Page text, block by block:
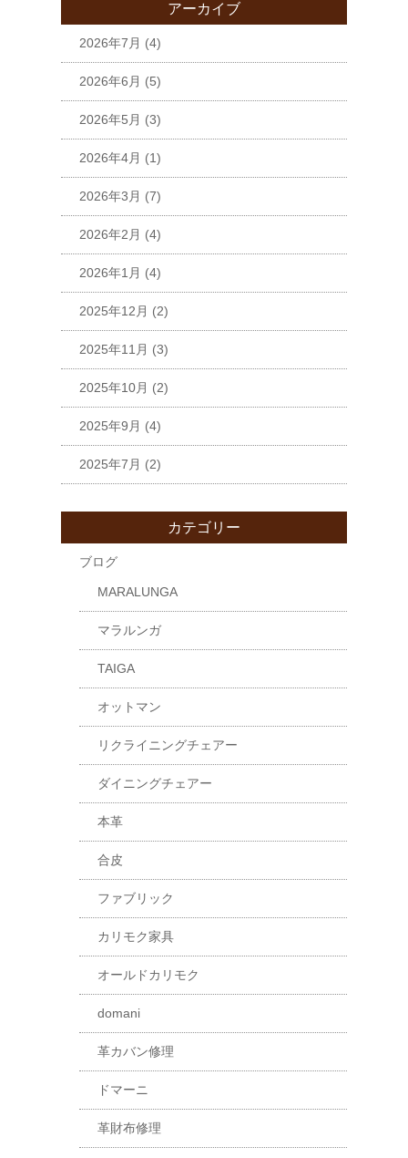
アーカイブ
2026年7月 (4)
2026年6月 (5)
2026年5月 (3)
2026年4月 (1)
2026年3月 (7)
2026年2月 (4)
2026年1月 (4)
2025年12月 (2)
2025年11月 (3)
2025年10月 (2)
2025年9月 (4)
2025年7月 (2)
カテゴリー
ブログ
MARALUNGA
マラルンガ
TAIGA
オットマン
リクライニングチェアー
ダイニングチェアー
本革
合皮
ファブリック
カリモク家具
オールドカリモク
domani
革カバン修理
ドマーニ
革財布修理